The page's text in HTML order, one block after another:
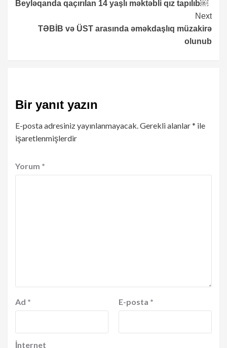
Reading
Beyləqanda qaçırılan 14 yaşlı məktəbli qız tapılıb￼
Next
TƏBİB və ÜST arasında əməkdaşlıq müzakirə
olunub
Bir yanıt yazın
E-posta adresiniz yayınlanmayacak. Gerekli alanlar* ile
işaretlenmişlerdir
Yorum *
Ad * E-posta *
İnternet